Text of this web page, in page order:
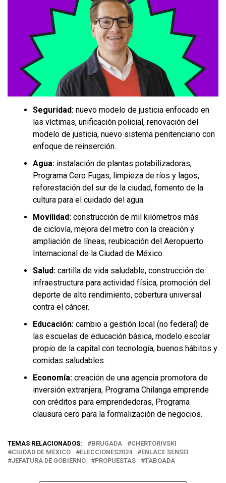
Seguridad: nuevo modelo de justicia enfocado en
las víctimas, unificación policial, renovación del
modelo de justicia, nuevo sistema penitenciario con
enfoque de reinserción.
Agua: instalación de plantas potabilizadoras,
Programa Cero Fugas, limpieza de ríos y lagos,
reforestación del sur de la ciudad, fomento de la
cultura para el cuidado del agua.
Movilidad: construcción de mil kilómetros más
de ciclovía, mejora del metro con la creación y
ampliación de líneas, reubicación del Aeropuerto
Internacional de la Ciudad de México.
Salud: cartilla de vida saludable, construcción de
infraestructura para actividad física, promoción del
deporte de alto rendimiento, cobertura universal
contra el cáncer.
Educación: cambio a gestión local (no federal) de
las escuelas de educación básica, modelo escolar
propio de la capital con tecnología, buenos hábitos y
comidas saludables.
Economía: creación de una agencia promotora de
inversión extranjera, Programa Chilanga emprende
con créditos para emprendedoras, Programa
clausura cero para la formalización de negocios.
TEMAS RELACIONADOS: BRUGADA
CHERTORIVSKI
CIUDAD DE MÉXICO
ELECCIONES2024
ENLACE SENSEI
JEFATURA DE GOBIERNO
PROPUESTAS TABOADA